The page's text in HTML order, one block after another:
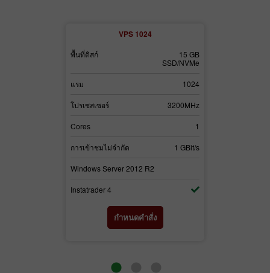
VPS 1024
พื้นที่ดิสก์
15 GB
SSD/NVMe
แรม 1024
โปรเซสเซอร์ 3200MHz
Cores 1
การเข้าชมไม่จำกัด 1 GBit/s
Windows Server 2012 R2
Instatrader 4
กำหนดคำสั่ง